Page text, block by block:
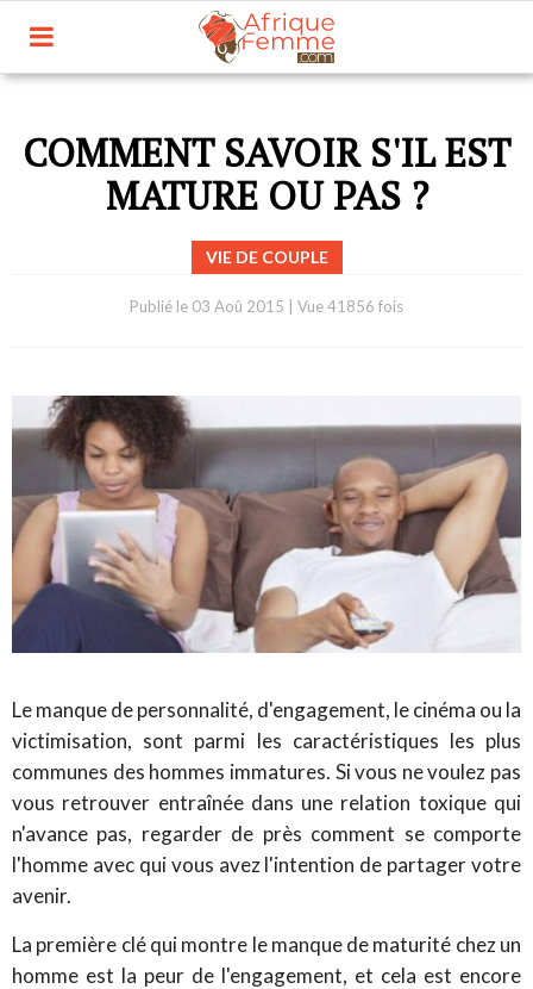
COMMENT SAVOIR S'IL EST
MATURE OU PAS ?
VIE DE COUPLE
Publié le 03 Aoû 2015 Vue 41856 fois
Le manque de personnalité, d'engagement, le cinéma ou la
victimisation, sont parmi les caractéristiques les plus
communes des hommes immatures. Si vous ne voulez pas
vous retrouver entraînée dans une relation toxique qui
n'avance pas, regarder de près comment se comporte
l'homme avec qui vous avez l'intention de partager votre
avenir.
La première clé qui montre le manque de maturité chez un
homme est la peur de l'engagement, et cela est encore